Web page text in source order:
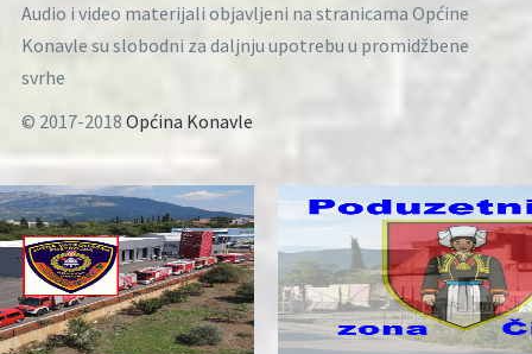
Audio i video materijali objavljeni na stranicama Općine
Konavle su slobodni za daljnju upotrebu u promidžbene
svrhe
© 2017-2018 Općina Konavle